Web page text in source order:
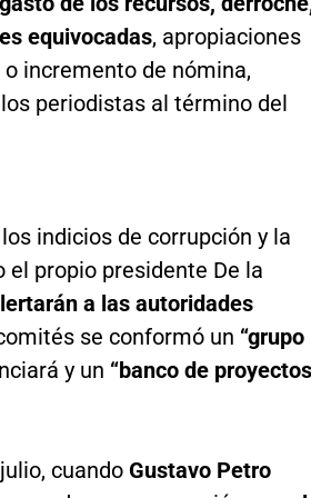
equivocadas, apropiaciones
incremento de nómina,
periodistas al término del
indicios de corrupción y la
propio presidente De la
a las autoridades
se conformó un “grupo
y un “banco de
cuando Gustavo Petro